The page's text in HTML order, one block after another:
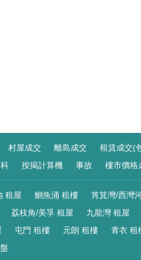
村屋成交 離島成交
租賃成交(
按揭計算機 事故 樓市價格
租屋 鰂魚涌 租樓
筲箕灣/西灣
荔枝角/美孚 租屋 九龍灣 租屋
屯門 租樓 元朗 租樓 青衣 租